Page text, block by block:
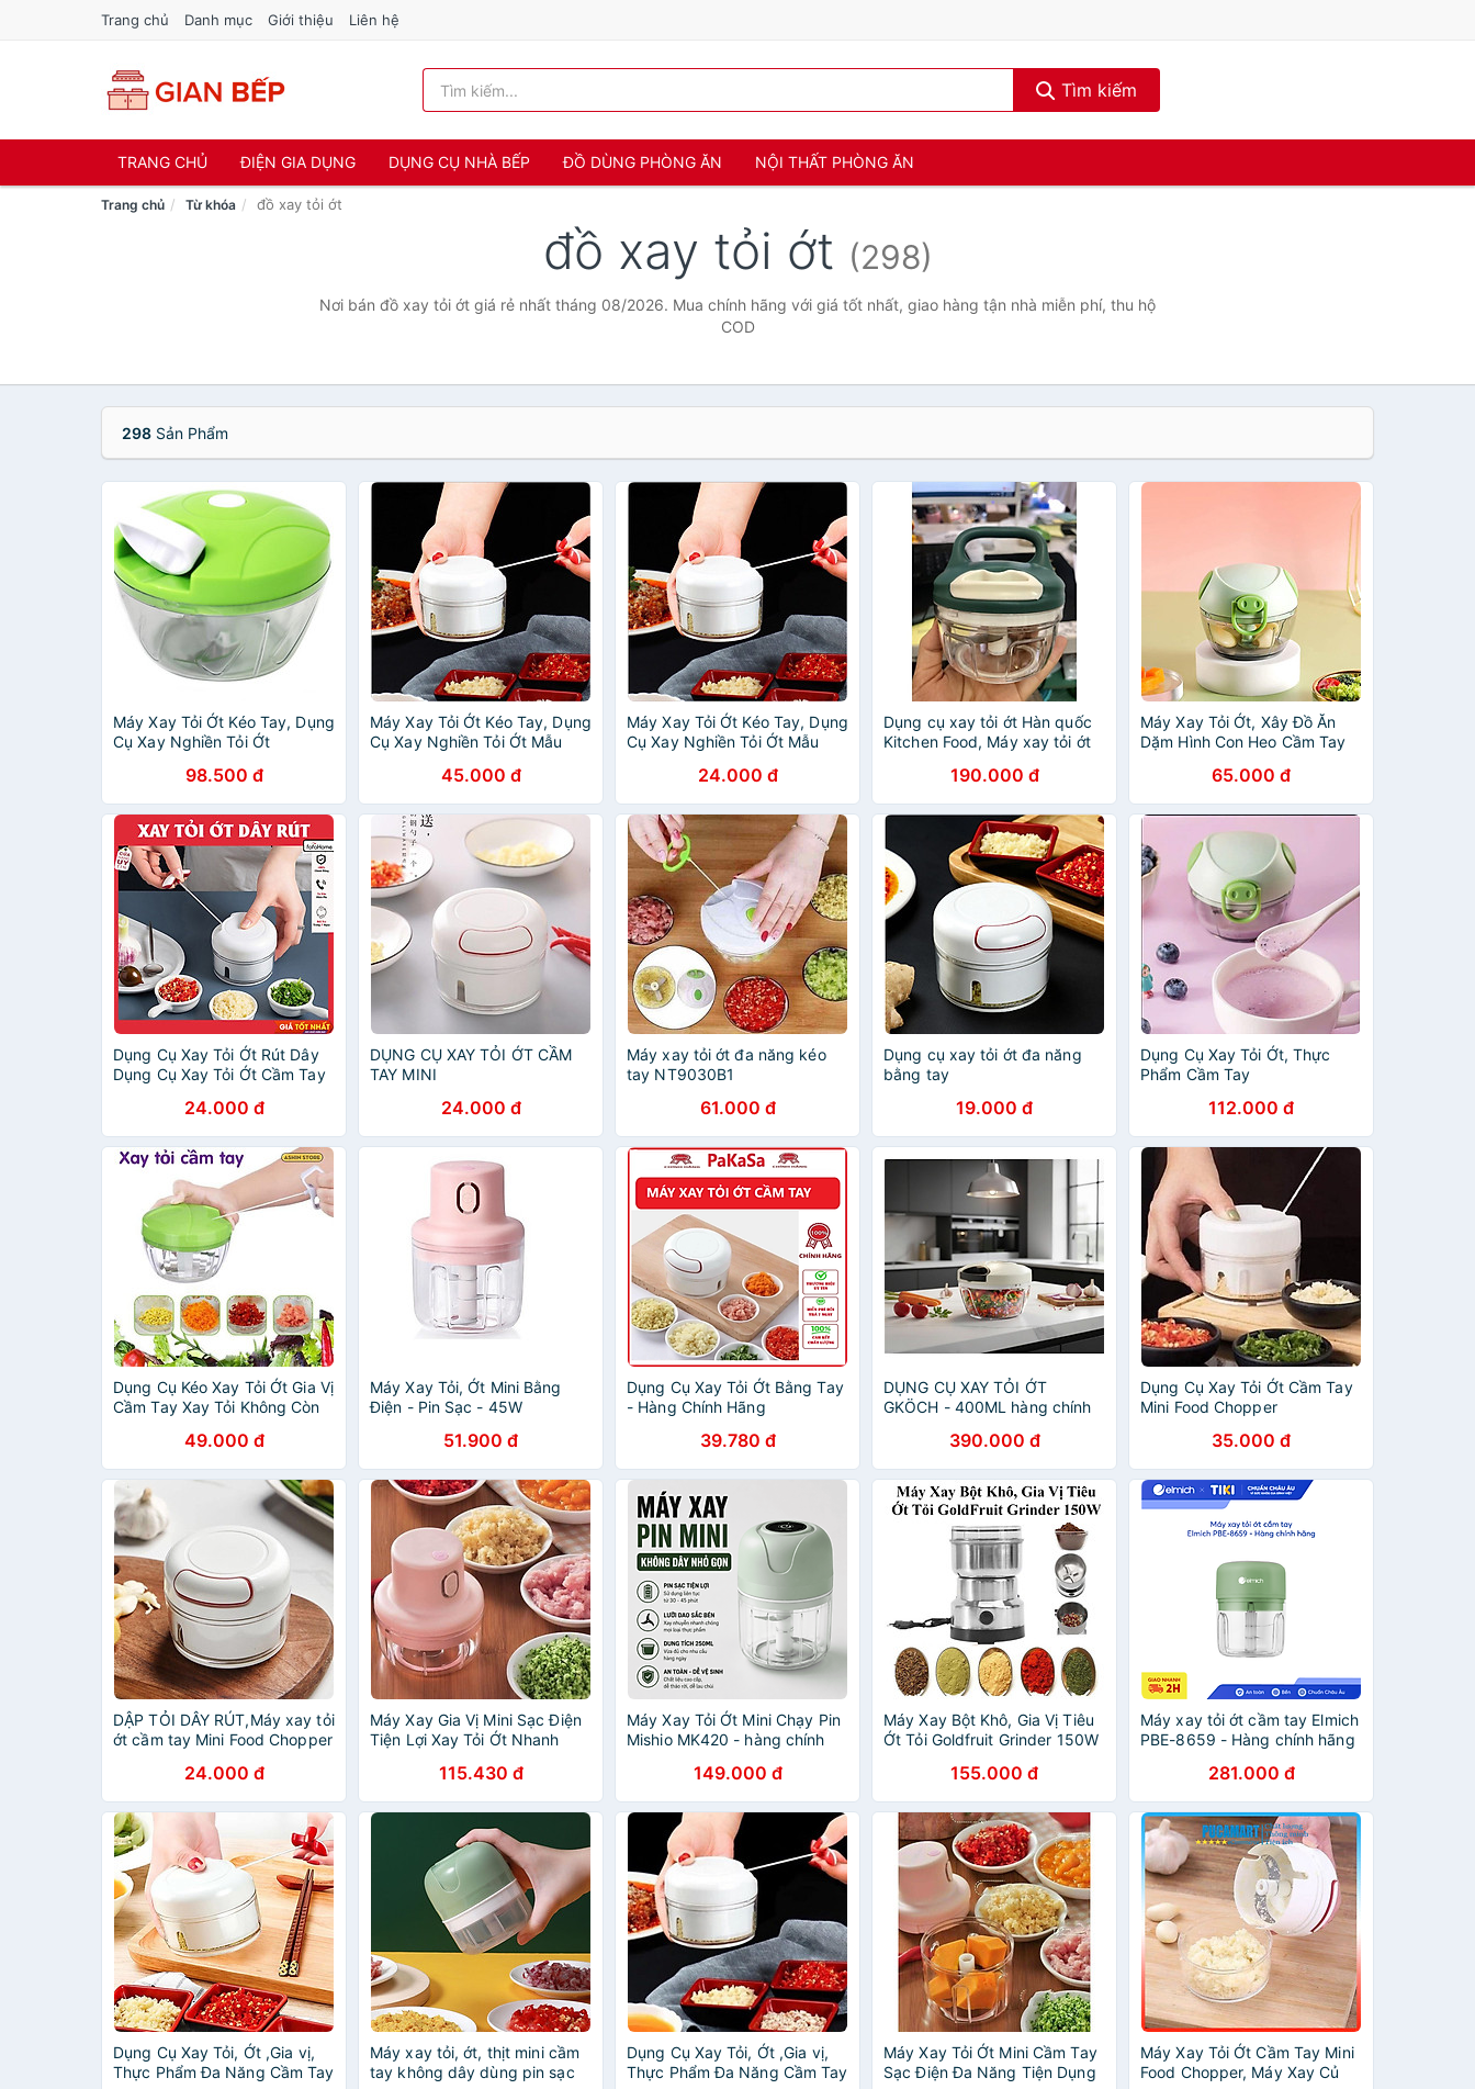
Trang chủ Danh mục Giới thiệu Liên hệ
Tìm kiếm
TRANG CHỦ ĐIỆN GIA DỤNG DỤNG CỤ NHÀ BẾP ĐỒ DÙNG PHÒNG ĂN NỘI THẤT PHÒNG ĂN
Trang chủ Từ khóa đồ xay tỏi ớt
đồ xay tỏi ớt (298)
Nơi bán đồ xay tỏi ớt giá rẻ nhất tháng 08/2026. Mua chính hãng với giá tốt nhất, giao hàng tận nhà miễn phí, thu hộ
COD
298 Sản Phẩm
Máy Xay Tỏi Ớt Kéo Tay, Dụng
Cụ Xay Nghiền Tỏi Ớt
98.500 đ
Máy Xay Tỏi Ớt Kéo Tay, Dụng
Cụ Xay Nghiền Tỏi Ớt Mẫu
45.000 đ
Máy Xay Tỏi Ớt Kéo Tay, Dụng
Cụ Xay Nghiền Tỏi Ớt Mẫu
24.000 đ
Dụng cụ xay tỏi ớt Hàn quốc
Kitchen Food, Máy xay tỏi ớt
190.000 đ
Máy Xay Tỏi Ớt, Xây Đồ Ăn
Dặm Hình Con Heo Cầm Tay
65.000 đ
Dụng Cụ Xay Tỏi Ớt Rút Dây
Dụng Cụ Xay Tỏi Ớt Cầm Tay
24.000 đ
DỤNG CỤ XAY TỎI ỚT CẦM
TAY MINI
24.000 đ
Máy xay tỏi ớt đa năng kéo
tay NT9030B1
61.000 đ
Dụng cụ xay tỏi ớt đa năng
bằng tay
19.000 đ
Dụng Cụ Xay Tỏi Ớt, Thực
Phẩm Cầm Tay
112.000 đ
Dụng Cụ Kéo Xay Tỏi Ớt Gia Vị
Cầm Tay Xay Tỏi Không Còn
49.000 đ
Máy Xay Tỏi, Ớt Mini Bằng
Điện - Pin Sạc - 45W
51.900 đ
Dụng Cụ Xay Tỏi Ớt Bằng Tay
- Hàng Chính Hãng
39.780 đ
DỤNG CỤ XAY TỎI ỚT
GKÖCH - 400ML hàng chính
390.000 đ
Dụng Cụ Xay Tỏi Ớt Cầm Tay
Mini Food Chopper
35.000 đ
DẬP TỎI DÂY RÚT,Máy xay tỏi
ớt cầm tay Mini Food Chopper
24.000 đ
Máy Xay Gia Vị Mini Sạc Điện
Tiện Lợi Xay Tỏi Ớt Nhanh
115.430 đ
Máy Xay Tỏi Ớt Mini Chạy Pin
Mishio MK420 - hàng chính
149.000 đ
Máy Xay Bột Khô, Gia Vị Tiêu
Ớt Tỏi Goldfruit Grinder 150W
155.000 đ
Máy xay tỏi ớt cầm tay Elmich
PBE-8659 - Hàng chính hãng
281.000 đ
Dụng Cụ Xay Tỏi, Ớt ,Gia vị,
Thực Phẩm Đa Năng Cầm Tay
Máy xay tỏi, ớt, thịt mini cầm
tay không dây dùng pin sạc
Dụng Cụ Xay Tỏi, Ớt ,Gia vị,
Thực Phẩm Đa Năng Cầm Tay
Máy Xay Tỏi Ớt Mini Cầm Tay
Sạc Điện Đa Năng Tiện Dụng
Máy Xay Tỏi Ớt Cầm Tay Mini
Food Chopper, Máy Xay Củ